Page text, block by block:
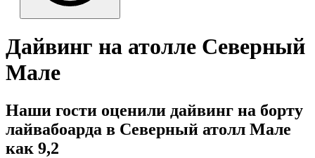
Дайвинг на атолле Северный
Мале
Наши гости оценили дайвинг на борту
лайвабоарда в Северный атолл Мале
как 9,2